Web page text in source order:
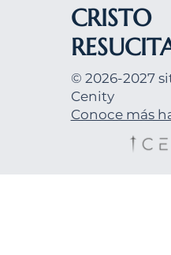
CRISTO
© 2026-2027
Cenity
Conoce más